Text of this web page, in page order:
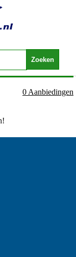
Di Ledro
0 Aanbiedingen